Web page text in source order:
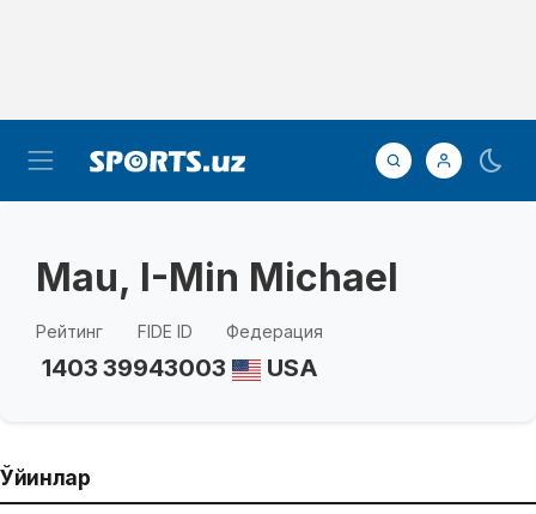
Mau, I-Min Michael
Рейтинг
1403
FIDE ID
39943003
Федерация
USA
Ўйинлар